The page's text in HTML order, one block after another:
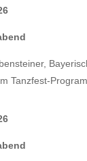
Tanzfest-